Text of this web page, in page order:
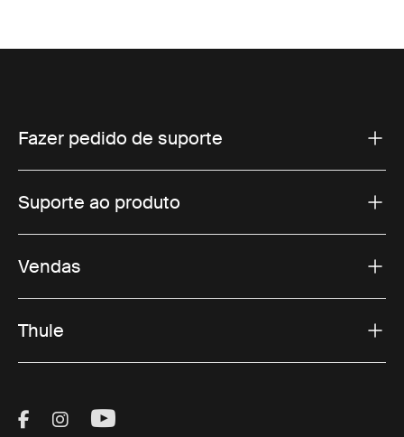
Fazer pedido de suporte
Suporte ao produto
Vendas
Thule
Visit Thule on Facebook (external link)
Visit Thule on Instagram (external link)
Visit Thule on Youtube (external